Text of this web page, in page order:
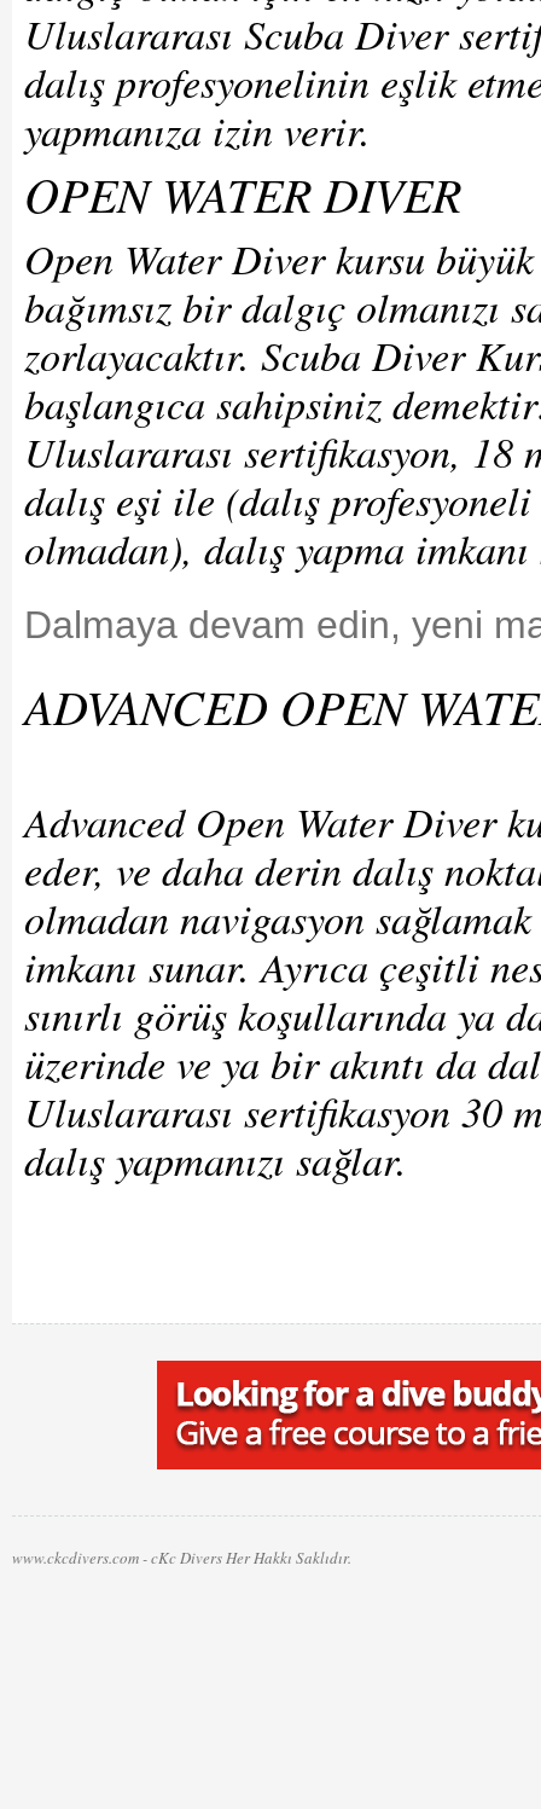
Uluslararası Scuba Diver
dalış profesyonelinin eşlik
yapmanıza izin verir.
OPEN WATER DIVER
Open Water Diver kursu
bağımsız bir dalgıç olmanızı
zorlayacaktır. Scuba Diver
başlangıca sahipsiniz
Uluslararası sertifikasyon,
dalış eşi ile (dalış
olmadan), dalış yapma
Dalmaya devam edin, yeni
ADVANCED OPEN
Advanced Open Water Diver
eder, ve daha derin dalış
olmadan navigasyon
imkanı sunar. Ayrıca çeşitli
sınırlı görüş koşullarında ya
üzerinde ve ya bir akıntı da
Uluslararası sertifikasyon 30
dalış yapmanızı sağlar.
www.ckcdivers.com - cKc Divers Her Hakkı Saklıdır.